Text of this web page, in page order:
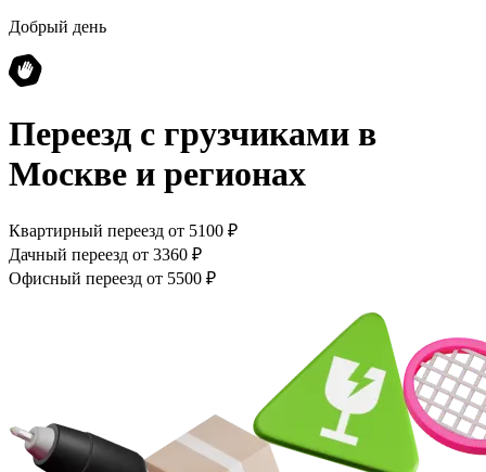
Добрый день
Переезд с грузчиками в
Москве и регионах
Квартирный переезд от 5100 ₽
Дачный переезд от 3360 ₽
Офисный переезд от 5500 ₽